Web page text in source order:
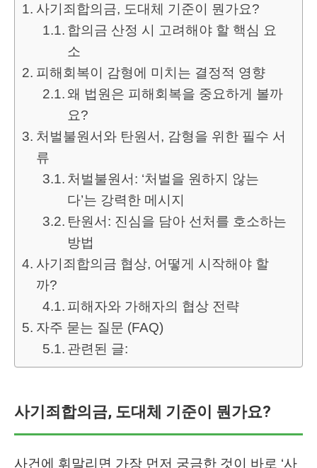
사기죄합의금, 도대체 기준이 뭔가요?
합의금 산정 시 고려해야 할 핵심 요
소
피해회복이 감형에 미치는 결정적 영향
왜 법원은 피해회복을 중요하게 볼까
요?
처벌불원서와 탄원서, 감형을 위한 필수 서
류
처벌불원서: ‘처벌을 원하지 않는
다’는 강력한 메시지
탄원서: 진심을 담아 선처를 호소하는
방법
사기죄합의금 협상, 어떻게 시작해야 할
까?
피해자와 가해자의 협상 전략
자주 묻는 질문 (FAQ)
관련된 글:
사기죄합의금, 도대체 기준이 뭔가요?
사건에 휘말리면 가장 먼저 궁금한 것이 바로 ‘사